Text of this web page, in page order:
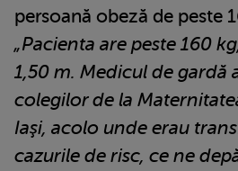
persoană obeză de peste
„Pacienta are peste 160
1,50 m. Medicul de gardă
colegilor de la
Iaşi, acolo unde erau
cazurile de risc, ce ne